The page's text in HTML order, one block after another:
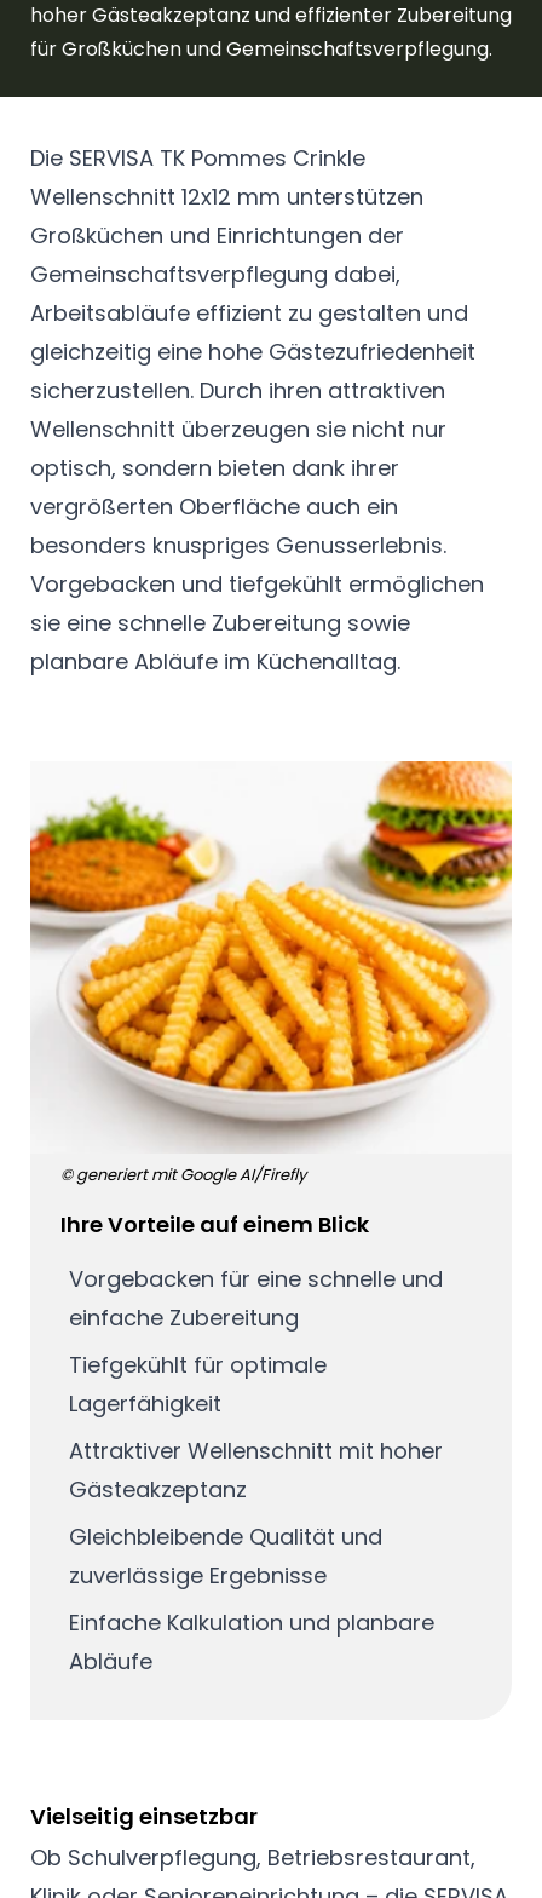
hoher Gästeakzeptanz und effizienter Zubereitung
für Großküchen und Gemeinschaftsverpflegung.
Die SERVISA TK Pommes Crinkle
Wellenschnitt 12x12 mm unterstützen
Großküchen und Einrichtungen der
Gemeinschaftsverpflegung dabei,
Arbeitsabläufe effizient zu gestalten und
gleichzeitig eine hohe Gästezufriedenheit
sicherzustellen. Durch ihren attraktiven
Wellenschnitt überzeugen sie nicht nur
optisch, sondern bieten dank ihrer
vergrößerten Oberfläche auch ein
besonders knuspriges Genusserlebnis.
Vorgebacken und tiefgekühlt ermöglichen
sie eine schnelle Zubereitung sowie
planbare Abläufe im Küchenalltag.
© generiert mit Google AI/Firefly
Ihre Vorteile auf einem Blick
Vorgebacken für eine schnelle und
einfache Zubereitung
Tiefgekühlt für optimale
Lagerfähigkeit
Attraktiver Wellenschnitt mit hoher
Gästeakzeptanz
Gleichbleibende Qualität und
zuverlässige Ergebnisse
Einfache Kalkulation und planbare
Abläufe
Vielseitig einsetzbar
Ob Schulverpflegung, Betriebsrestaurant,